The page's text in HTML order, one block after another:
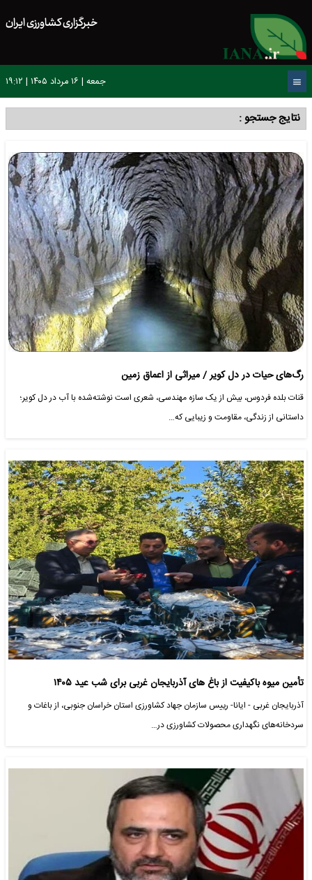
خبرگزاری کشاورزی ایران
جمعه | ۱۶ مرداد ۱۴۰۵ | ۱۹:۱۲
نتایج جستجو :
رگ‌های حیات در دل کویر / میراثی از اعماق زمین
قنات بلده فردوس، بیش از یک سازه مهندسی، شعری است نوشته‌شده با آب در دل کویر؛
داستانی از زندگی، مقاومت و زیبایی که…
تأمین میوه باکیفیت از باغ های آذربایجان غربی برای شب عید ۱۴۰۵
آذربایجان غربی - ایانا- رییس سازمان جهاد کشاورزی استان خراسان جنوبی، از باغات و
سردخانه‌های نگهداری محصولات کشاورزی در…